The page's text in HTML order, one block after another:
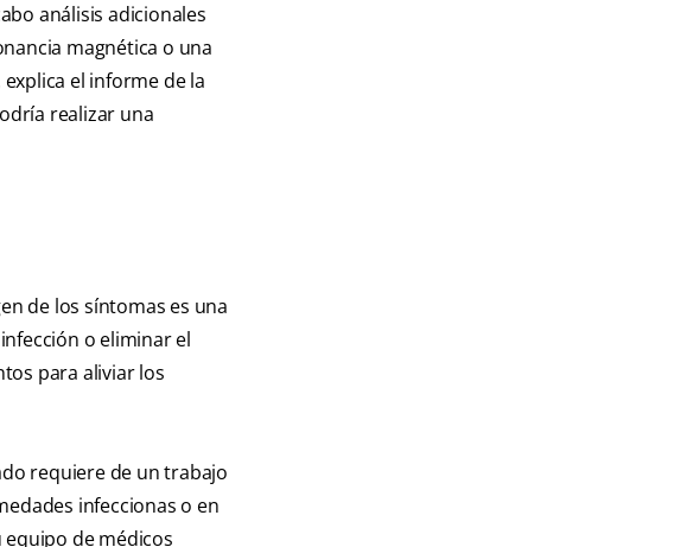
análisis adicionales
magnética o una
el informe de la
realizar una
de los síntomas es una
o eliminar el
para aliviar los
requiere de un trabajo
infeccionas o en
de médicos